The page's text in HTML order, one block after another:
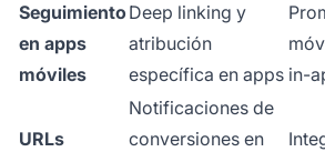
Seguimiento
en apps
móviles
Deep linking y
atribución
específica en apps in-
URLs
Notificaciones de
conversiones en